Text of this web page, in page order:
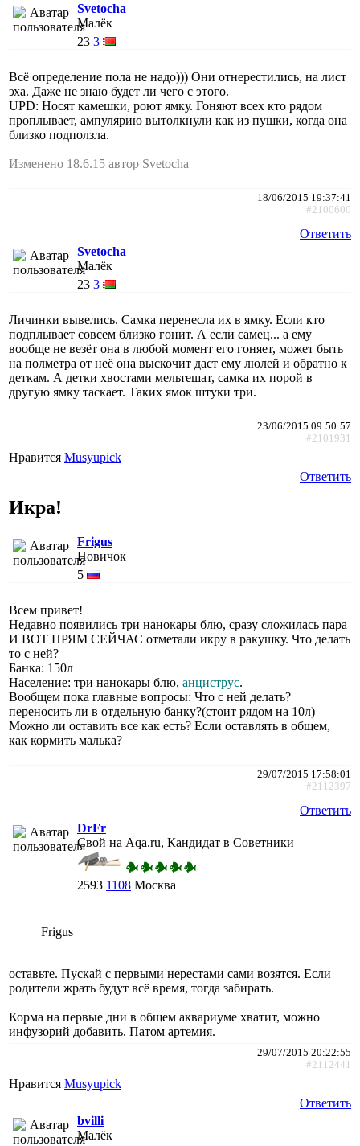
Svetocha
Малёк
23 3
Всё определение пола не надо))) Они отнерестились, на лист
эха. Даже не знаю будет ли чего с этого.
UPD: Носят камешки, роют ямку. Гоняют всех кто рядом
проплывает, ампулярию вытолкнули как из пушки, когда она
близко подползла.
Изменено 18.6.15 автор Svetocha
18/06/2015 19:37:41
#2100600
Ответить
Svetocha
Малёк
23 3
Личинки вывелись. Самка перенесла их в ямку. Если кто
подплывает совсем близко гонит. А если самец... а ему
вообще не везёт она в любой момент его гоняет, может быть
на полметра от неё она выскочит даст ему люлей и обратно к
деткам. А детки хвостами мельтешат, самка их порой в
другую ямку таскает. Таких ямок штуки три.
23/06/2015 09:50:57
#2101931
Нравится Musyupick
Ответить
Икра!
Frigus
Новичок
5
Всем привет!
Недавно появились три нанокары блю, сразу сложилась пара
И ВОТ ПРЯМ СЕЙЧАС отметали икру в ракушку. Что делать
то с ней?
Банка: 150л
Население: три нанокары блю, анциструс.
Вообщем пока главные вопросы: Что с ней делать?
переносить ли в отдельную банку?(стоит рядом на 10л)
Можно ли оставить все как есть? Если оставлять в общем,
как кормить малька?
29/07/2015 17:58:01
#2112397
Ответить
DrFr
Свой на Aqa.ru, Кандидат в Советники
2593 1108 Москва
Frigus
оставьте. Пускай с первыми нерестами сами возятся. Если
родители жрать будут всё время, тогда забирать.
Корма на первые дни в общем аквариуме хватит, можно
инфузорий добавить. Патом артемия.
29/07/2015 20:22:55
#2112441
Нравится Musyupick
Ответить
bvilli
Малёк